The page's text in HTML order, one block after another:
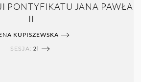
PONTYFIKATU JANA PAWŁA
II
KUPISZEWSKA
SESJA: 21